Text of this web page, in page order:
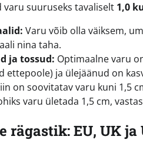
varu suuruseks tavaliselt 1,0
Varu võib olla väiksem,
nina taha.
ja tossud: Optimaalne varu
ettepoole) ja ülejäänud on
on soovitatav varu kuni 1,5
varu ületada 1,5 cm,
rägastik: EU, UK ja